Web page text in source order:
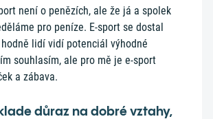
není o penězích, ale že já a spolek
pro peníze. E-sport se dostal
lidí vidí potenciál výhodné
souhlasím, ale pro mě je e-sport
a zábava.
důraz na dobré vztahy,